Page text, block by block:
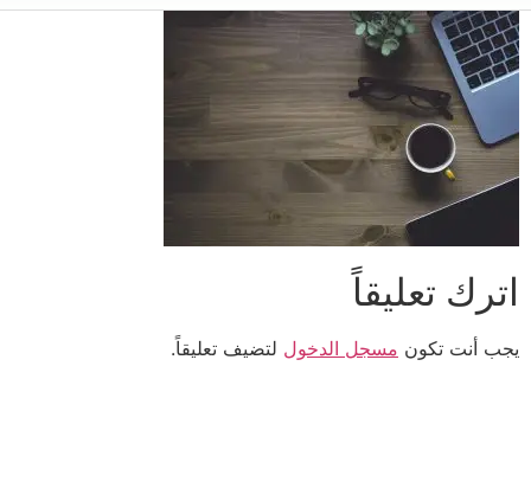
اترك تعليقاً
يجب أنت تكون مسجل الدخول لتضيف تعليقاً.